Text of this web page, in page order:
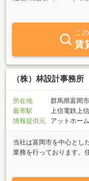
でもご相談ください。お
こ
賃
（株）林設計事務所
所在地
群馬県富岡
最寄駅
上信電鉄上
情報提供元
アットホーム
当社は富岡市を中心とし
業務を行っております。
専門スタッフがお客様の